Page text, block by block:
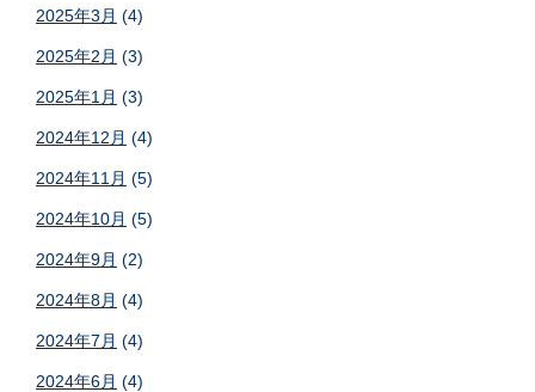
2025年3月 (4)
2025年2月 (3)
2025年1月 (3)
2024年12月 (4)
2024年11月 (5)
2024年10月 (5)
2024年9月 (2)
2024年8月 (4)
2024年7月 (4)
2024年6月 (4)